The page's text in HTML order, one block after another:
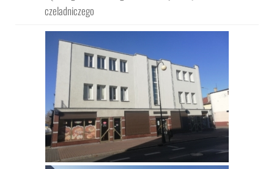
czeladniczego